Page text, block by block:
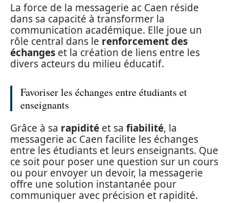
La force de la messagerie ac Caen réside
dans sa capacité à transformer la
communication académique. Elle joue un
rôle central dans le renforcement des
échanges et la création de liens entre les
divers acteurs du milieu éducatif.
Favoriser les échanges entre étudiants et
enseignants
Grâce à sa rapidité et sa fiabilité, la
messagerie ac Caen facilite les échanges
entre les étudiants et leurs enseignants. Que
ce soit pour poser une question sur un cours
ou pour envoyer un devoir, la messagerie
offre une solution instantanée pour
communiquer avec précision et rapidité.